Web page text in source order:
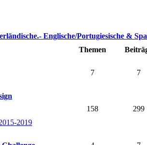
Englische/Portugiesische &
Themen
7 7
2019
158 299